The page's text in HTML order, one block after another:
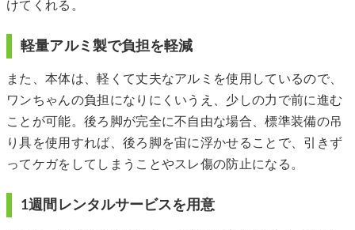
けてくれる。
軽量アルミ製で負担を軽減
また、本体は、軽くて丈夫なアルミを使用しているので、
ワンちゃんの負担になりにくいうえ、少しの力で前に進む
ことが可能。後ろ脚が完全に不自由な場合、標準装備の吊
り具を使用すれば、後ろ脚を宙に浮かせることで、引きず
ってケガをしてしまうことやスレ傷の防止になる。
1週間レンタルサービスを用意